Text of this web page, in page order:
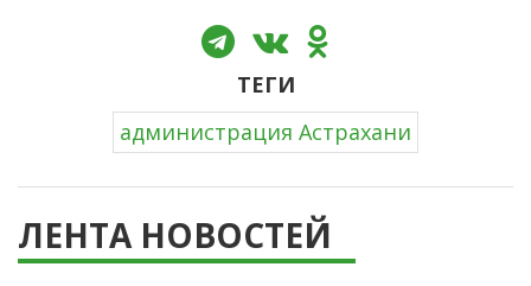
ТЕГИ
администрация Астрахани
ЛЕНТА НОВОСТЕЙ